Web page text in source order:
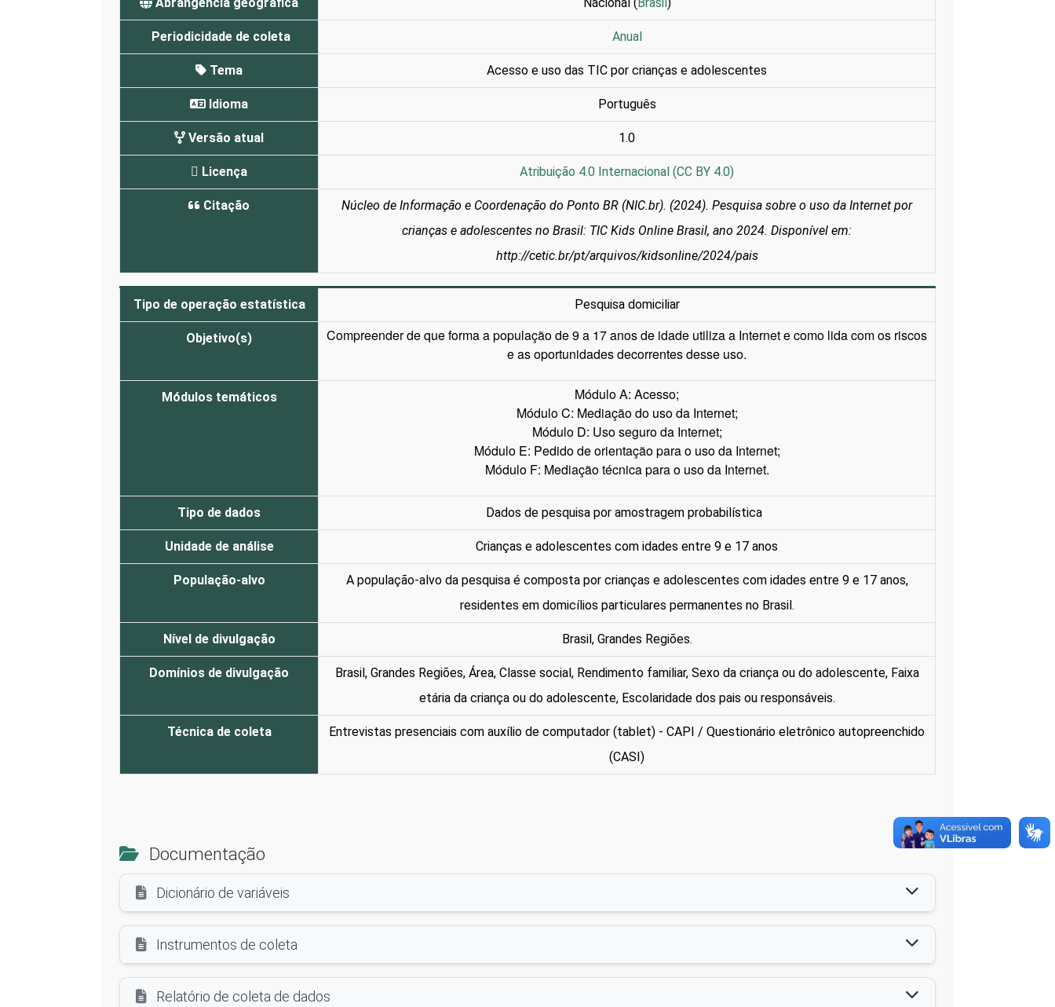
Periodicidade de coleta Anual
Tema Acesso e uso das TIC por crianças e adolescentes
Idioma Português
Versão atual 1.0
Licença Atribuição 4.0 Internacional (CC BY 4.0)
Citação
Núcleo de Informação e Coordenação do Ponto BR (NIC.br). (2024). Pesquisa sobre o uso da Internet por
crianças e adolescentes no Brasil: TIC Kids Online Brasil, ano 2024. Disponível em:
http://cetic.br/pt/arquivos/kidsonline/2024/pais
Tipo de operação estatística Pesquisa domiciliar
Objetivo(s)
Compreender de que forma a população de 9 a 17 anos de idade utiliza a Internet e como lida com os riscos
e as oportunidades decorrentes desse uso.
Módulos temáticos
Módulo A: Acesso;
Módulo C: Mediação do uso da Internet;
Módulo D: Uso seguro da Internet;
Módulo E: Pedido de orientação para o uso da Internet;
Módulo F: Mediação técnica para o uso da Internet.
Tipo de dados Dados de pesquisa por amostragem probabilística
Unidade de análise Crianças e adolescentes com idades entre 9 e 17 anos
População-alvo
A população-alvo da pesquisa é composta por crianças e adolescentes com idades entre 9 e 17 anos,
residentes em domicílios particulares permanentes no Brasil.
Nível de divulgação Brasil, Grandes Regiões.
Domínios de divulgação
Brasil, Grandes Regiões, Área, Classe social, Rendimento familiar, Sexo da criança ou do adolescente, Faixa
etária da criança ou do adolescente, Escolaridade dos pais ou responsáveis.
Técnica de coleta
Entrevistas presenciais com auxílio de computador (tablet) - CAPI / Questionário eletrônico autopreenchido
(CASI)
Documentação
Dicionário de variáveis
Instrumentos de coleta
Relatório de coleta de dados